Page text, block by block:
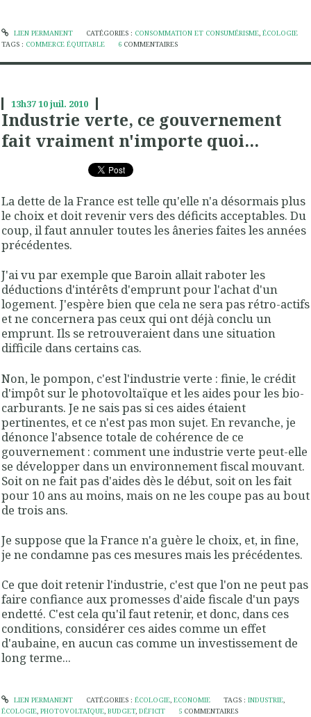
LIEN PERMANENT CATÉGORIES : CONSOMMATION ET CONSUMÉRISME, ÉCOLOGIE
TAGS : COMMERCE ÉQUITABLE 6 COMMENTAIRES
13h3710juil. 2010
Industrie verte, ce gouvernement
fait vraiment n'importe quoi...
La dette de la France est telle qu'elle n'a désormais plus
le choix et doit revenir vers des déficits acceptables. Du
coup, il faut annuler toutes les âneries faites les années
précédentes.
J'ai vu par exemple que Baroin allait raboter les
déductions d'intérêts d'emprunt pour l'achat d'un
logement. J'espère bien que cela ne sera pas rétro-actifs
et ne concernera pas ceux qui ont déjà conclu un
emprunt. Ils se retrouveraient dans une situation
difficile dans certains cas.
Non, le pompon, c'est l'industrie verte : finie, le crédit
d'impôt sur le photovoltaïque et les aides pour les bio-
carburants. Je ne sais pas si ces aides étaient
pertinentes, et ce n'est pas mon sujet. En revanche, je
dénonce l'absence totale de cohérence de ce
gouvernement : comment une industrie verte peut-elle
se développer dans un environnement fiscal mouvant.
Soit on ne fait pas d'aides dès le début, soit on les fait
pour 10 ans au moins, mais on ne les coupe pas au bout
de trois ans.
Je suppose que la France n'a guère le choix, et, in fine,
je ne condamne pas ces mesures mais les précédentes.
Ce que doit retenir l'industrie, c'est que l'on ne peut pas
faire confiance aux promesses d'aide fiscale d'un pays
endetté. C'est cela qu'il faut retenir, et donc, dans ces
conditions, considérer ces aides comme un effet
d'aubaine, en aucun cas comme un investissement de
long terme...
LIEN PERMANENT CATÉGORIES : ÉCOLOGIE, ECONOMIE TAGS :INDUSTRIE,
ÉCOLOGIE, PHOTOVOLTAÏQUE, BUDGET, DÉFICIT 5 COMMENTAIRES